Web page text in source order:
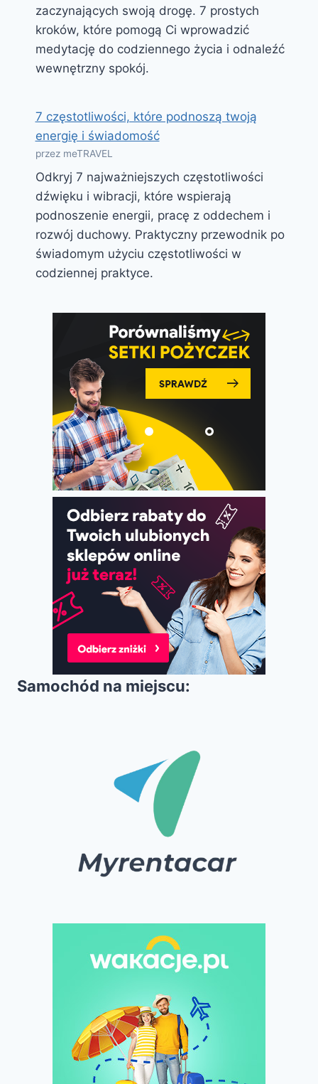
zaczynających swoją drogę. 7 prostych
kroków, które pomogą Ci wprowadzić
medytację do codziennego życia i odnaleźć
wewnętrzny spokój.
7 częstotliwości, które podnoszą twoją
energię i świadomość
przez meTRAVEL
Odkryj 7 najważniejszych częstotliwości
dźwięku i wibracji, które wspierają
podnoszenie energii, pracę z oddechem i
rozwój duchowy. Praktyczny przewodnik po
świadomym użyciu częstotliwości w
codziennej praktyce.
Samochód na miejscu: